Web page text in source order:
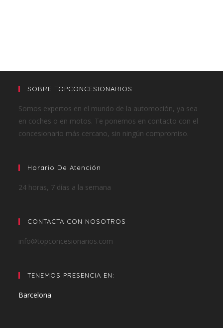
SOBRE TOPCONCESIONARIOS
Somos expertos en el mundo de la automoción, ya sea
en coches o en motos. Te ponemos en contacto con el
concesionario más cercano, sin ningún compromiso.
Horario De Atención
24 horas, 7 días a la semana
CONTACTA CON NOSOTROS
info@topconcesionarios.com
TENEMOS PRESENCIA EN:
Barcelona